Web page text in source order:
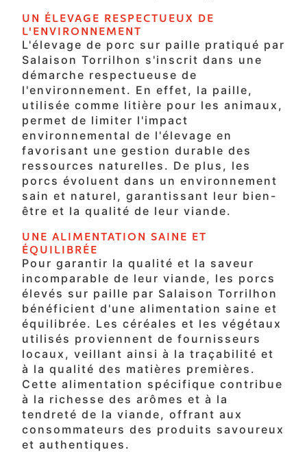
UN ÉLEVAGE RESPECTUEUX DE
L'ENVIRONNEMENT
L'élevage de porc sur paille pratiqué par
Salaison Torrilhon s'inscrit dans une
démarche respectueuse de
l'environnement. En effet, la paille,
utilisée comme litière pour les animaux,
permet de limiter l'impact
environnemental de l'élevage en
favorisant une gestion durable des
ressources naturelles. De plus, les
porcs évoluent dans un environnement
sain et naturel, garantissant leur bien-
être et la qualité de leur viande.
UNE ALIMENTATION SAINE ET
ÉQUILIBRÉE
Pour garantir la qualité et la saveur
incomparable de leur viande, les porcs
élevés sur paille par Salaison Torrilhon
bénéficient d'une alimentation saine et
équilibrée. Les céréales et les végétaux
utilisés proviennent de fournisseurs
locaux, veillant ainsi à la traçabilité et
à la qualité des matières premières.
Cette alimentation spécifique contribue
à la richesse des arômes et à la
tendreté de la viande, offrant aux
consommateurs des produits savoureux
et authentiques.